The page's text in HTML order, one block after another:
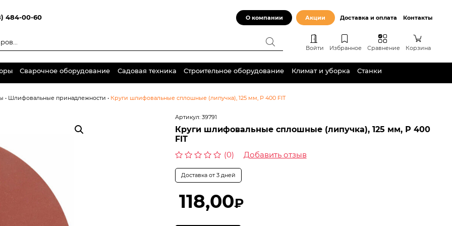
484-00-60 О компании Акции Доставка и оплата Контакты
Войти Избранное Сравнение Корзина
Сварочное оборудование Садовая техника Строительное оборудование Климат и уборка Станки
• Шлифовальные принадлежности • Круги шлифовальные сплошные (липучка), 125 мм, Р 400 FIT
Артикул:39791
Круги шлифовальные сплошные (липучка), 125 мм, Р 400
FIT
0
из
(0) Добавить отзыв
Доставка от 3 дней
118,00₽